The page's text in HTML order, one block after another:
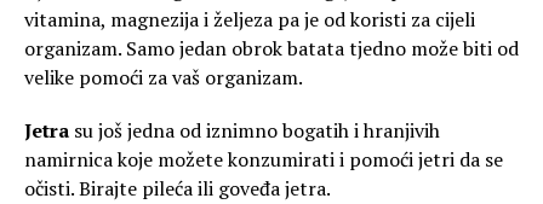
vitamina, magnezija i željeza pa je od koristi za cijeli
organizam. Samo jedan obrok batata tjedno može biti od
velike pomoći za vaš organizam.
Jetra su još jedna od iznimno bogatih i hranjivih
namirnica koje možete konzumirati i pomoći jetri da se
očisti. Birajte pileća ili goveđa jetra.